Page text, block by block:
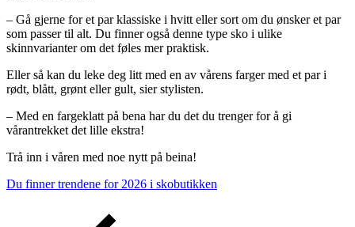
– Gå gjerne for et par klassiske i hvitt eller sort om du ønsker et par
som passer til alt. Du finner også denne type sko i ulike
skinnvarianter om det føles mer praktisk.
Eller så kan du leke deg litt med en av vårens farger med et par i
rødt, blått, grønt eller gult, sier stylisten.
– Med en fargeklatt på bena har du det du trenger for å gi
vårantrekket det lille ekstra!
Trå inn i våren med noe nytt på beina!
Du finner trendene for 2026 i skobutikken